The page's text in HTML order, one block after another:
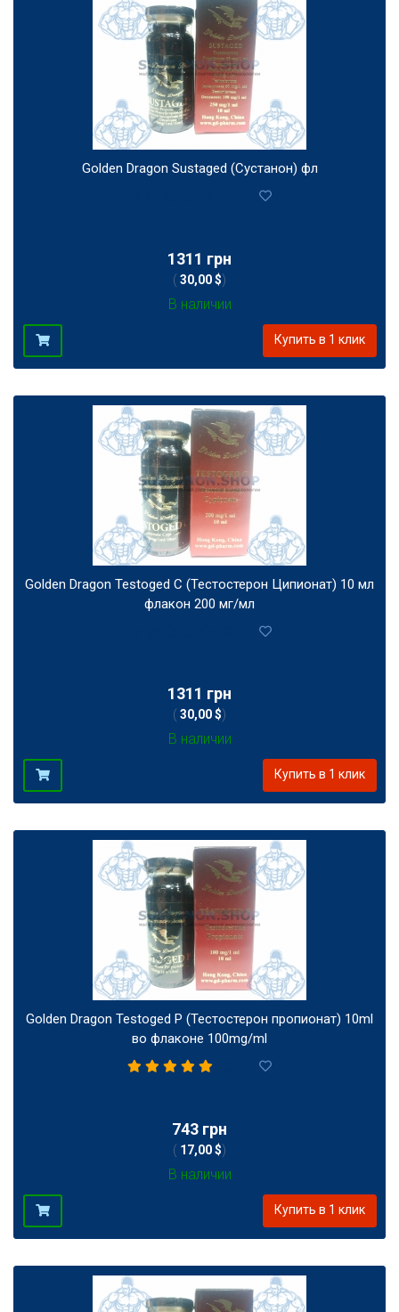
Golden Dragon Sustaged (Сустанон) фл
1311 грн
( 30,00 $)
В наличии
Купить в 1 клик
Golden Dragon Testoged C (Тестостерон Ципионат) 10 мл
флакон 200 мг/мл
1311 грн
( 30,00 $)
В наличии
Купить в 1 клик
Golden Dragon Testoged P (Тестостерон пропионат) 10ml
во флаконе 100mg/ml
743 грн
( 17,00 $)
В наличии
Купить в 1 клик